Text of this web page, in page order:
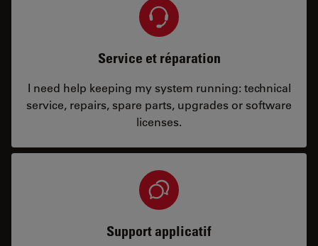
Service et réparation
I need help keeping my system running: technical
service, repairs, spare parts, upgrades or software
licenses.
Support applicatif